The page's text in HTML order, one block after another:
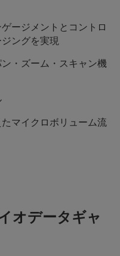
ージメントとコントロ
ングを実現
・ズーム・スキャン機
マイクロボリューム流
オデータギャ